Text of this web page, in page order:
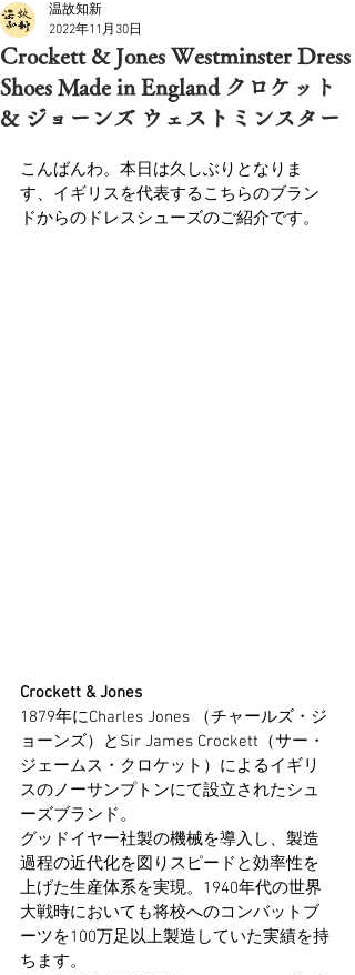
Crockett & Jones Westminster Dress
Shoes Made in England クロケット
& ジョーンズ ウェストミンスター
温故知新
2022年11月30日
こんばんわ。本日は久しぶりとなりま
す、イギリスを代表するこちらのブラン
ドからのドレスシューズのご紹介です。
Crockett & Jones
1879年にCharles Jones （チャールズ・ジ
ョーンズ）とSir James Crockett（サー・
ジェームス・クロケット）によるイギリ
スのノーサンプトンにて設立されたシュ
ーズブランド。
グッドイヤー社製の機械を導入し、製造
過程の近代化を図りスピードと効率性を
上げた生産体系を実現。1940年代の世界
大戦時においても将校へのコンバットブ
ーツを100万足以上製造していた実績を持
ちます。